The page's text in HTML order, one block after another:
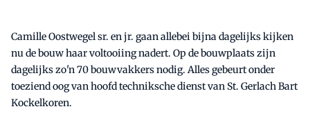
Camille Oostwegel sr. en jr. gaan allebei bijna dagelijks kijken
nu de bouw haar voltooiing nadert. Op de bouwplaats zijn
dagelijks zo'n 70 bouwvakkers nodig. Alles gebeurt onder
toeziend oog van hoofd techniksche dienst van St. Gerlach Bart
Kockelkoren.